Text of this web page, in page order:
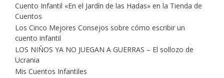
Cuento Infantil «En el Jardín de las Hadas» en la Tienda de
Cuentos
Los Cinco Mejores Consejos sobre cómo escribir un
cuento infantil
LOS NIÑOS YA NO JUEGAN A GUERRAS – El sollozo de
Ucrania
Mis Cuentos Infantiles